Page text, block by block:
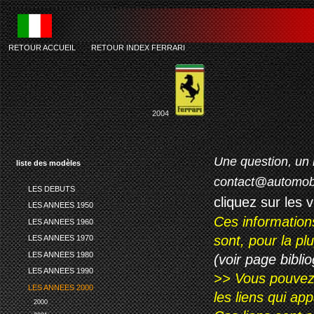
liste des modèles
LES DEBUTS
LES ANNEES 1950
LES ANNEES 1960
LES ANNEES 1970
LES ANNEES 1980
LES ANNEES 1990
LES ANNEES 2000
2000
RETOUR ACCUEIL-RETOUR INDEX FERRARI
2004
Une question, un
cliquez sur les
Ces
sont, pour la
(voir page
>> Vous
les liens qui